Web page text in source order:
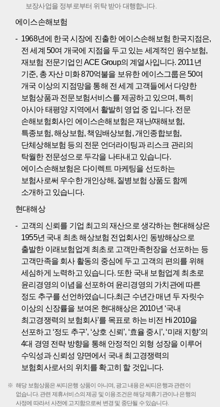
보장사업을 정부로부터 위탁 받아 대행합니다.
에이스손해보험
1968년에 한국 시장에 진출한 에이스손해보험 한국지점은,
전 세계 50여 개국에 지점을 두고 있는 세계적인 원수보험,
재보험 전문기업인 ACE Group의 계열사입니다. 2011년
기준, 총 자산 미화 870억불을 보유한 에이스그룹은 50여
개국 이상의 지점망을 통해 전 세계 고객들에서 다양한
보험상품과 전문보험서비스를 제공하고 있으며, 특히
아시아 태평양 지역에서 활발히 영업 중 입니다. 전문
손해보험회사인 에이스손해보험은 재난/재해보험,
특종보험, 해상보험, 책임배상보험, 개인종합보험,
단체상해보험 등의 전문 언더라이팅과 리스크 관리의
탁월한 전문성으로 두각을 나타내고 있습니다.
에이스손해보험은 다이렉트 마케팅을 선도하는
보험사로써 우수한 개인상해, 질병보험 상품도 함께
소개하고 있습니다.
현대해상
고객의 신뢰를 기업 최고의 재산으로 생각하는 현대해상은
1955년 국내 최초 해상보험 전업회사인 동방해상으로
출발한 이래보험업계 최초로 고객만족헌장을 선포하는 등
고객만족을 회사 활동의 중심에 두고 고객의 편의를 위해
세심하게 노력하고 있습니다. 또한 국내 보험업계 최초로
윤리경영의 이념을 선포하여 윤리경영의 가치관에 따른
정도 추구를 선언하였습니다.최근 수년간 매년 두 자릿수
이상의 신장률을 보여온 현대해상은 2010년 ‘국내
최고경쟁력의 보험회사’를 목표로 하는 비전 Hi 2010을
선포하고 ‘정도 추구’, ‘상호 신뢰’, ‘효율 중시’, ‘미래 지향’의
4대 경영 전략 방향을 통해 안정적인 외형 성장을 이루어
수익성과 신뢰성 양면에서 국내 최고경쟁력의
보험회사로서의 위치를 확고히 할 것입니다.
해당 보험상품은 씨티은행 상품이 아니며, 광고 내용은 씨티은행과 관련이
없습니다. 관련 제휴서비스의 제공 및 이용조건은 해당 제휴기관이나 은행의
사정에 따라서 사전에 고지함으로써 변경 및 중단될 수 있습니다.